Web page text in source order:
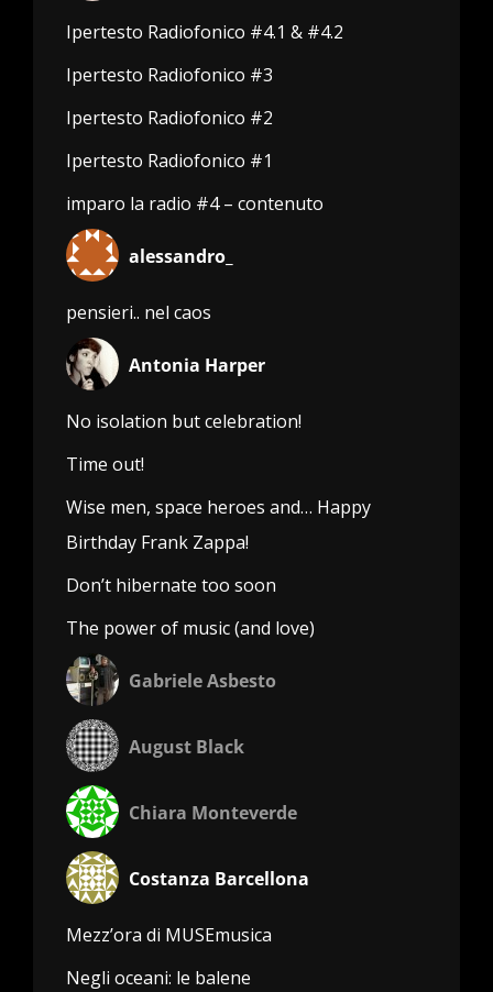
Ipertesto Radiofonico #4.1 & #4.2
Ipertesto Radiofonico #3
Ipertesto Radiofonico #2
Ipertesto Radiofonico #1
imparo la radio #4 – contenuto
alessandro_
pensieri.. nel caos
Antonia Harper
No isolation but celebration!
Time out!
Wise men, space heroes and… Happy
Birthday Frank Zappa!
Don’t hibernate too soon
The power of music (and love)
Gabriele Asbesto
August Black
Chiara Monteverde
Costanza Barcellona
Mezz’ora di MUSEmusica
Negli oceani: le balene